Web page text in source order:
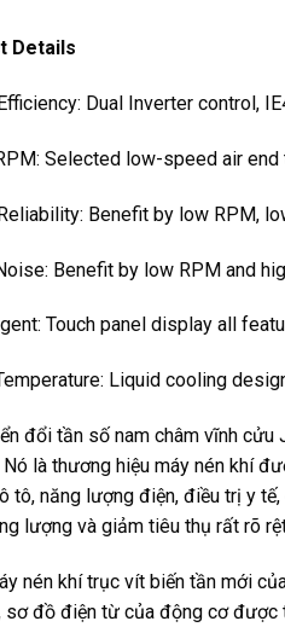
Details
Dual Inverter control,
Selected low-speed air
Benefit by low RPM,
Benefit by low RPM and
Touch panel display all
Liquid cooling
đổi tần số nam châm vĩnh
Nó là thương hiệu máy nén khí
tô, năng lượng điện, điều trị y
lượng và giảm tiêu thụ rất rõ
nén khí trục vít biến tần mới
sơ đồ điện từ của động cơ được